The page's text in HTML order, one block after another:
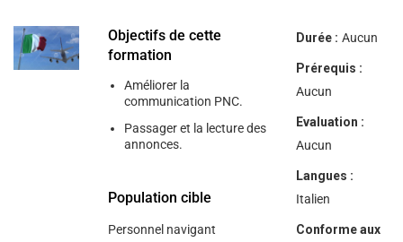
navigate
and
interact
Objectifs de cette
formation
Améliorer la
communication PNC.
Passager et la lecture des
annonces.
Population cible
Personnel navigant
Durée : Aucun
Prérequis :
Aucun
Evaluation :
Aucun
Langues :
Italien
Conforme aux